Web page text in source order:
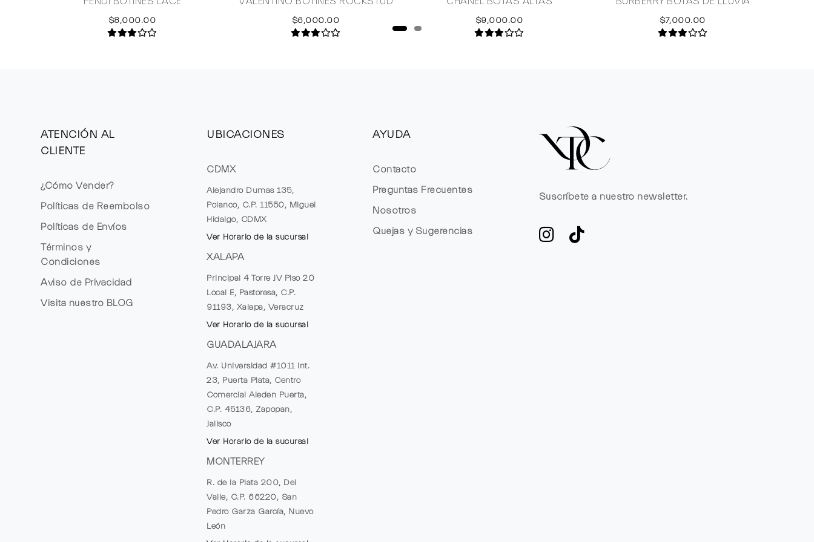
$8,000.00 $6,000.00 $9,000.00 $7,000.00
ATENCIÓN AL
CLIENTE
¿Cómo Vender?
Políticas de Reembolso
Políticas de Envíos
Términos y
Condiciones
Aviso de Privacidad
Visita nuestro BLOG
UBICACIONES
CDMX
Alejandro Dumas 135,
Polanco, C.P. 11550, Miguel
Hidalgo, CDMX
Ver Horario de la sucursal
XALAPA
Principal 4 Torre JV Piso 20
Local E, Pastoresa, C.P.
91193, Xalapa, Veracruz
Ver Horario de la sucursal
GUADALAJARA
Av. Universidad #1011 Int.
23, Puerta Plata, Centro
Comercial Aleden Puerta,
C.P. 45136, Zapopan,
Jalisco
Ver Horario de la sucursal
MONTERREY
R. de la Plata 200, Del
Valle, C.P. 66220, San
Pedro Garza García, Nuevo
León
AYUDA
Contacto
Preguntas Frecuentes
Nosotros
Quejas y Sugerencias
Suscríbete a nuestro newsletter.